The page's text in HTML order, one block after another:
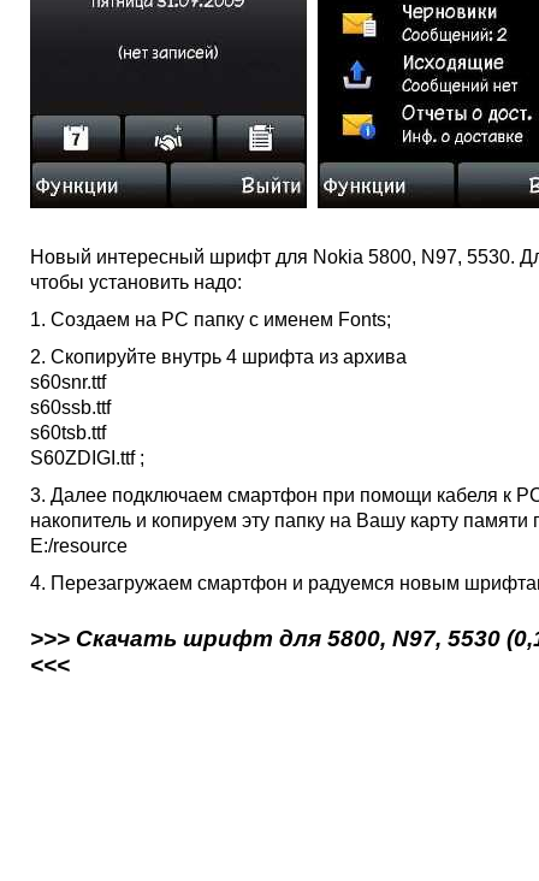
Новый интересный шрифт для Nokia 5800, N97, 5530.
чтобы установить надо:
1. Создаем на PC папку с именем Fonts;
2. Скопируйте внутрь 4 шрифта из архива
s60snr.ttf
s60ssb.ttf
s60tsb.ttf
S60ZDIGI.ttf ;
3. Далее подключаем смартфон при помощи кабеля к
накопитель и копируем эту папку на Вашу карту памяти
E:/resource
4. Перезагружаем смартфон и радуемся новым
>>> Скачать шрифт для 5800, N97, 5530
<<<